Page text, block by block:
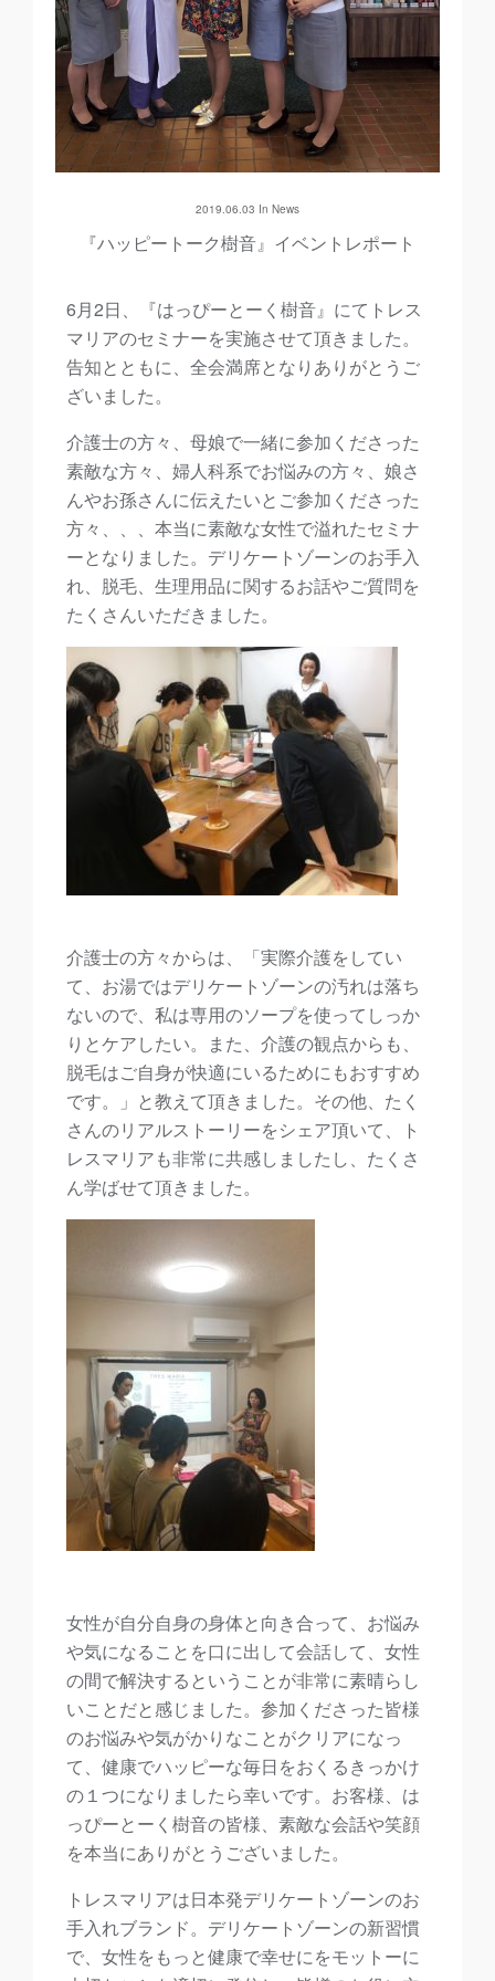
2019.06.03 In News
『ハッピートーク樹音』イベントレポート
6月2日、『はっぴーとーく樹音』にてトレス
マリアのセミナーを実施させて頂きました。
告知とともに、全会満席となりありがとうご
ざいました。
介護士の方々、母娘で一緒に参加くださった
素敵な方々、婦人科系でお悩みの方々、娘さ
んやお孫さんに伝えたいとご参加くださった
方々、、、本当に素敵な女性で溢れたセミナ
ーとなりました。デリケートゾーンのお手入
れ、脱毛、生理用品に関するお話やご質問を
たくさんいただきました。
介護士の方々からは、「実際介護をしてい
て、お湯ではデリケートゾーンの汚れは落ち
ないので、私は専用のソープを使ってしっか
りとケアしたい。また、介護の観点からも、
脱毛はご自身が快適にいるためにもおすすめ
です。」と教えて頂きました。その他、たく
さんのリアルストーリーをシェア頂いて、ト
レスマリアも非常に共感しましたし、たくさ
ん学ばせて頂きました。
女性が自分自身の身体と向き合って、お悩み
や気になることを口に出して会話して、女性
の間で解決するということが非常に素晴らし
いことだと感じました。参加くださった皆様
のお悩みや気がかりなことがクリアになっ
て、健康でハッピーな毎日をおくるきっかけ
の１つになりましたら幸いです。お客様、は
っぴーとーく樹音の皆様、素敵な会話や笑顔
を本当にありがとうございました。
トレスマリアは日本発デリケートゾーンのお
手入れブランド。デリケートゾーンの新習慣
で、女性をもっと健康で幸せにをモットーに